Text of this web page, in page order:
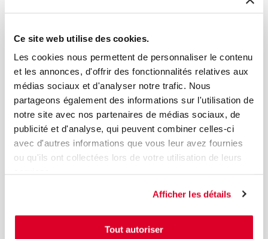
Ce site web utilise des cookies.
Les cookies nous permettent de personnaliser le contenu
et les annonces, d'offrir des fonctionnalités relatives aux
médias sociaux et d'analyser notre trafic. Nous
partageons également des informations sur l'utilisation de
notre site avec nos partenaires de médias sociaux, de
publicité et d'analyse, qui peuvent combiner celles-ci
avec d'autres informations que vous leur avez fournies
ou qu'ils ont collectées lors de votre utilisation de leurs
Afficher les détails
Tout autoriser
Couverture aveugle
Voir : Couverture en non dénommé
Couverture en non dénommé
Lorsque c'est indiqué dans la liste des pays, vous
pouvez fixer votre propre limite de crédit pour les
débiteurs de ces pays jusqu'au montant de la limite de
La condition est que vous ayez établi l'identité correcte
négatifs le concernant.
Si, à tout moment, une limite de crédit (y compris un